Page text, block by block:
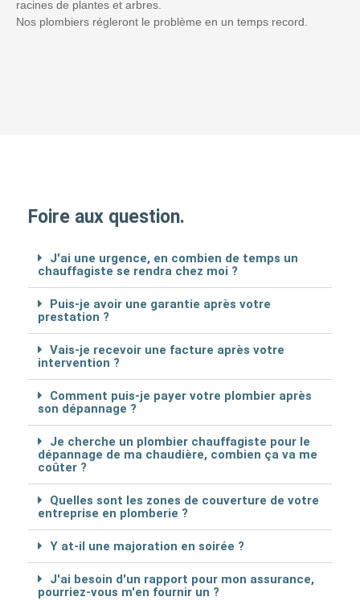
racines de plantes et arbres.
Nos plombiers régleront le problème en un temps record.
Foire aux question.
J'ai une urgence, en combien de temps un
chauffagiste se rendra chez moi ?
Puis-je avoir une garantie après votre
prestation ?
Vais-je recevoir une facture après votre
intervention ?
Comment puis-je payer votre plombier après
son dépannage ?
Je cherche un plombier chauffagiste pour le
dépannage de ma chaudière, combien ça va me
coûter ?
Quelles sont les zones de couverture de votre
entreprise en plomberie ?
Y at-il une majoration en soirée ?
J'ai besoin d'un rapport pour mon assurance,
pourriez-vous m'en fournir un ?